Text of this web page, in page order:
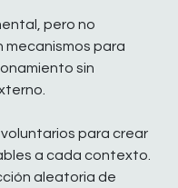
pero no
mecanismos para
sin
para crear
a cada contexto.
aleatoria de